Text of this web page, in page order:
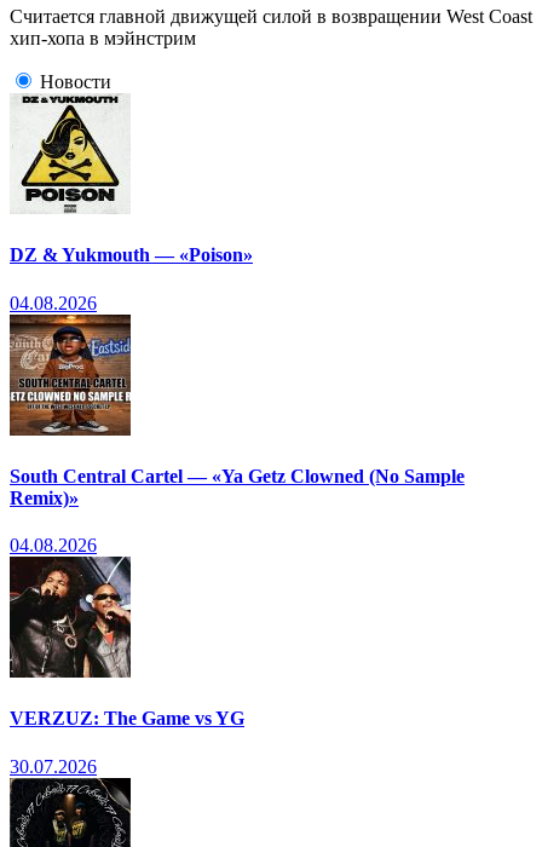
Считается главной движущей силой в возвращении West Coast
хип-хопа в мэйнстрим
Новости
DZ & Yukmouth — «Poison»
04.08.2026
South Central Cartel — «Ya Getz Clowned (No Sample
Remix)»
04.08.2026
VERZUZ: The Game vs YG
30.07.2026